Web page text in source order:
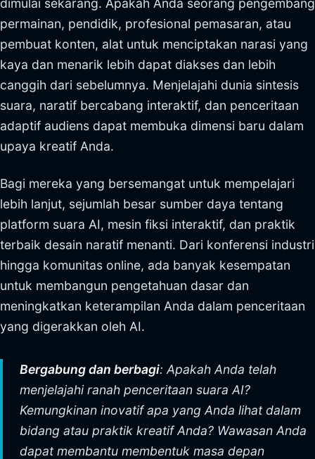
dimulai sekarang. Apakah Anda seorang pengembang
permainan, pendidik, profesional pemasaran, atau
pembuat konten, alat untuk menciptakan narasi yang
kaya dan menarik lebih dapat diakses dan lebih
canggih dari sebelumnya. Menjelajahi dunia sintesis
suara, naratif bercabang interaktif, dan penceritaan
adaptif audiens dapat membuka dimensi baru dalam
upaya kreatif Anda.
Bagi mereka yang bersemangat untuk mempelajari
lebih lanjut, sejumlah besar sumber daya tentang
platform suara AI, mesin fiksi interaktif, dan praktik
terbaik desain naratif menanti. Dari konferensi industri
hingga komunitas online, ada banyak kesempatan
untuk membangun pengetahuan dasar dan
meningkatkan keterampilan Anda dalam penceritaan
yang digerakkan oleh AI.
Bergabung dan berbagi: Apakah Anda telah
menjelajahi ranah penceritaan suara AI?
Kemungkinan inovatif apa yang Anda lihat dalam
bidang atau praktik kreatif Anda? Wawasan Anda
dapat membantu membentuk masa depan